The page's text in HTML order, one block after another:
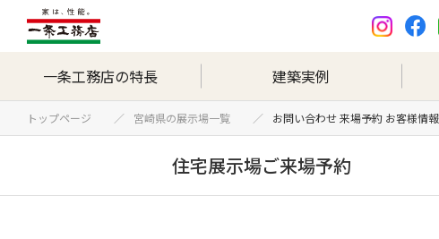
一条工務店の特長 建築実例
トップページ 宮崎県の展示場一覧 お問い合わせ 来場予約 お客様情
住宅展示場ご来場予約